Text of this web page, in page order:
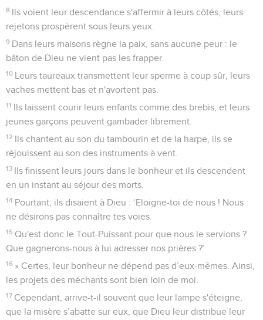
8 Ils voient leur descendance s'affermir à leurs côtés, leurs
rejetons prospèrent sous leurs yeux.
9 Dans leurs maisons règne la paix, sans aucune peur : le
bâton de Dieu ne vient pas les frapper.
10 Leurs taureaux transmettent leur sperme à coup sûr, leurs
vaches mettent bas et n'avortent pas.
11 Ils laissent courir leurs enfants comme des brebis, et leurs
jeunes garçons peuvent gambader librement.
12 Ils chantent au son du tambourin et de la harpe, ils se
réjouissent au son des instruments à vent.
13 Ils finissent leurs jours dans le bonheur et ils descendent
en un instant au séjour des morts.
14 Pourtant, ils disaient à Dieu : ‘Eloigne-toi de nous ! Nous
ne désirons pas connaître tes voies.
15 Qu'est donc le Tout-Puissant pour que nous le servions ?
Que gagnerons-nous à lui adresser nos prières ?’
16 » Certes, leur bonheur ne dépend pas d’eux-mêmes. Ainsi,
les projets des méchants sont bien loin de moi.
17 Cependant, arrive-t-il souvent que leur lampe s'éteigne,
que la misère s’abatte sur eux, que Dieu leur distribue leur